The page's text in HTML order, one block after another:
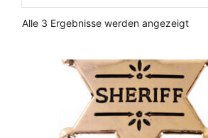
Alle 3 Ergebnisse werden angezeigtNach